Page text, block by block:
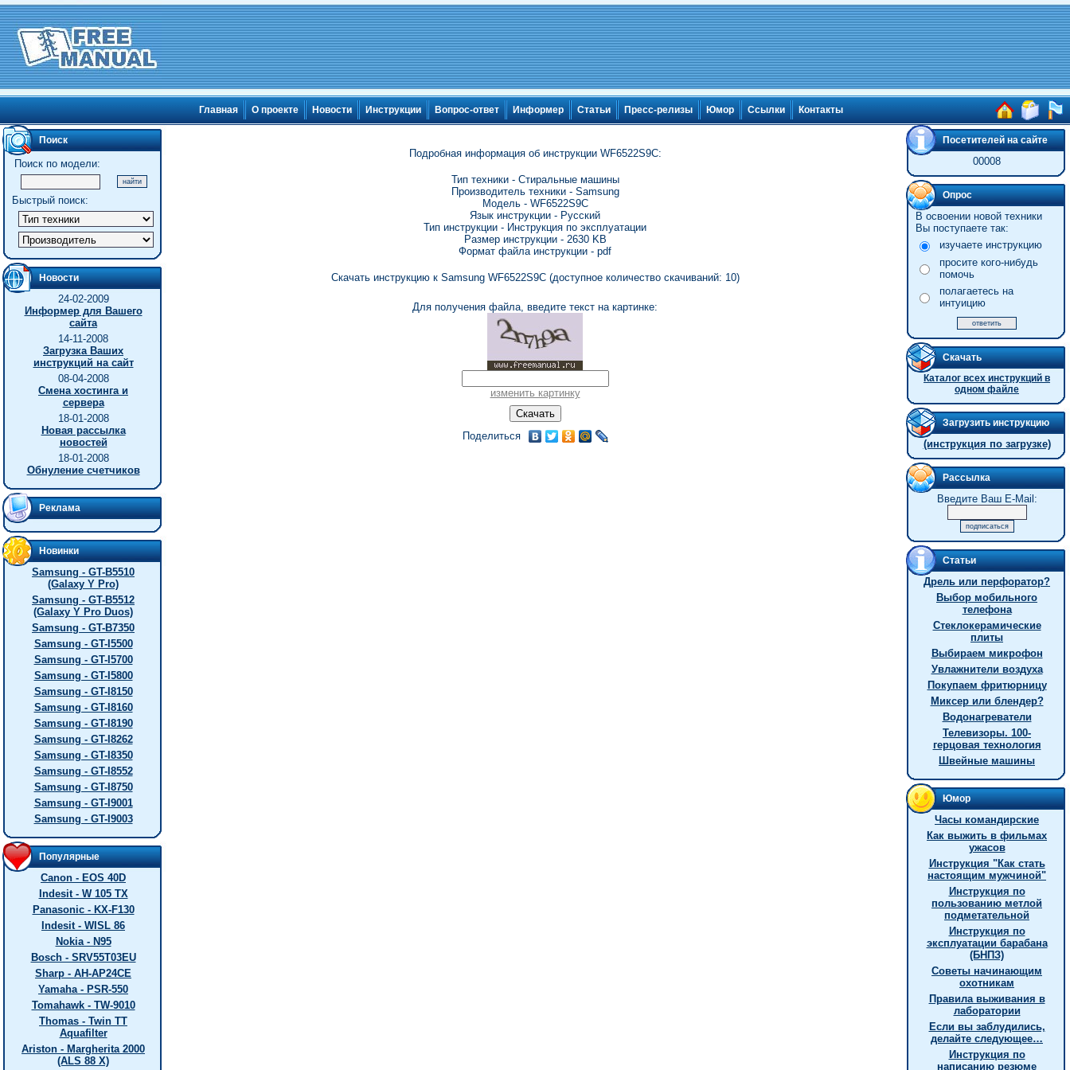
Главная О проекте Новости Инструкции Вопрос-ответ Информер Статьи Пресс-релизы Юмор Ссылки Контакты
Поиск
Поиск по модели:
Быстрый поиск:
Новости
24-02-2009
Информер для Вашего
сайта
14-11-2008
Загрузка Ваших
инструкций на сайт
08-04-2008
Смена хостинга и
сервера
18-01-2008
Новая рассылка
новостей
18-01-2008
Обнуление счетчиков
Реклама
Новинки
Samsung - GT-B5510
(Galaxy Y Pro)
Samsung - GT-B5512
(Galaxy Y Pro Duos)
Samsung - GT-B7350
Samsung - GT-I5500
Samsung - GT-I5700
Samsung - GT-I5800
Samsung - GT-I8150
Samsung - GT-I8160
Samsung - GT-I8190
Samsung - GT-I8262
Samsung - GT-I8350
Samsung - GT-I8552
Samsung - GT-I8750
Samsung - GT-I9001
Samsung - GT-I9003
Популярные
Canon - EOS 40D
Indesit - W 105 TX
Panasonic - KX-F130
Indesit - WISL 86
Nokia - N95
Bosch - SRV55T03EU
Sharp - AH-AP24CE
Yamaha - PSR-550
Tomahawk - TW-9010
Thomas - Twin TT
Aquafilter
Ariston - Margherita 2000
(ALS 88 X)
Подробная информация об инструкции WF6522S9C:
Тип техники - Стиральные машины
Производитель техники - Samsung
Модель - WF6522S9C
Язык инструкции - Русский
Тип инструкции - Инструкция по эксплуатации
Размер инструкции - 2630 KB
Формат файла инструкции - pdf
Скачать инструкцию к Samsung WF6522S9C (доступное количество скачиваний: 10)
Для получения файла, введите текст на картинке:
изменить картинку
Поделиться
Посетителей на сайте
00008
Опрос
В освоении новой техники
Вы поступаете так:
изучаете инструкцию
просите кого-нибудь
помочь
полагаетесь на
интуицию
Скачать
Каталог всех инструкций в
одном файле
Загрузить инструкцию
(инструкция по загрузке)
Рассылка
Введите Ваш E-Mail:
Статьи
Дрель или перфоратор?
Выбор мобильного
телефона
Стеклокерамические
плиты
Выбираем микрофон
Увлажнители воздуха
Покупаем фритюрницу
Миксер или блендер?
Водонагреватели
Телевизоры. 100-
герцовая технология
Швейные машины
Юмор
Часы командирские
Как выжить в фильмах
ужасов
Инстpукция "Как стать
настоящим мужчиной"
Инструкция по
пользованию метлой
подметательной
Инструкция по
эксплуатации барабана
(БНПЗ)
Советы начинающим
охотникам
Правила выживания в
лаборатории
Если вы заблудились,
делайте следующее…
Инструкция по
написанию резюме